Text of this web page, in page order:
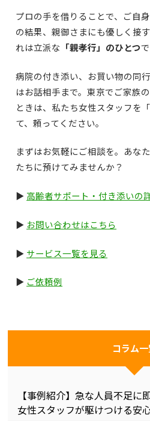
プロの手を借りることで、ご自
の結果、親御さまにも優しく接
れは立派な 「親孝行」のひとつで
病院の付き添い、お買い物の同
はお話相手まで。東京でご家族
ときは、私たち女性スタッフを
て、頼ってください。
まずはお気軽にご相談を。あな
たちに預けてみませんか？
▶ 高齢者サポート・付き添いの
▶ お問い合わせはこちら
▶ サービス一覧を見る
▶ ご依頼例
コラム
【事例紹介】急な人員不足に
女性スタッフが駆けつける安